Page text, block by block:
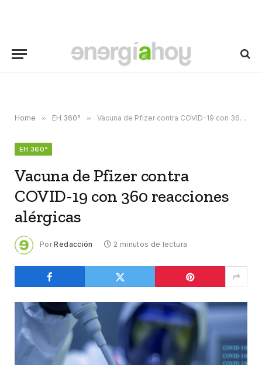
Home » EH 360° » Vacuna de Pfizer contra COVID-19 con 360 reacciones alérgicas
EH 360°
Vacuna de Pfizer contra
COVID-19 con 360 reacciones
alérgicas
Por Redacción 2 minutos de lectura